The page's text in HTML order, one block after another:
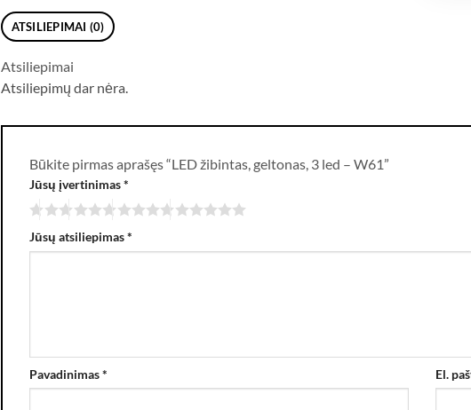
ATSILIEPIMAI (0)
Atsiliepimai
Atsiliepimų dar nėra.
Būkite pirmas aprašęs “LED žibintas, geltonas, 3 led – W61”
Jūsų įvertinimas*
Jūsų atsiliepimas*
Pavadinimas* El.